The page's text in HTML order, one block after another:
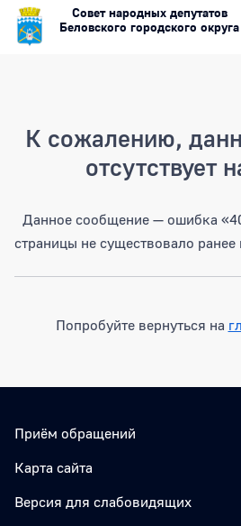
Совет народных депутатов
Беловского городского округа
К сожалению,
отсутствует
Данное сообщение — ошибка
страницы не существовало
Попробуйте вернуться на
Приём обращений
Карта сайта
Версия для слабовидящих